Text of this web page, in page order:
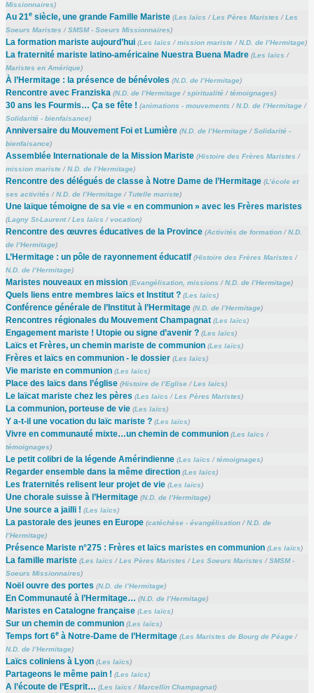
Missionnaires)
Au 21esiècle, une grande Famille Mariste (Les laïcs /Les Pères Maristes /Les
Soeurs Maristes /SMSM - Soeurs Missionnaires)
La formation mariste aujourd’hui (Les laïcs /mission mariste/N.D. de l’Hermitage)
La fraternité mariste latino-américaine Nuestra Buena Madre (Les laïcs /
Maristes en Amérique)
À l’Hermitage : la présence de bénévoles (N.D. de l’Hermitage)
Rencontre avec Franziska (N.D. de l’Hermitage/ spiritualité/témoignages)
30 ans les Fourmis… Ça se fête ! (animations - mouvements /N.D. de l’Hermitage/
Solidarité - bienfaisance)
Anniversaire du Mouvement Foi et Lumière (N.D. de l’Hermitage/Solidarité -
bienfaisance)
Assemblée Internationale de la Mission Mariste (Histoire des Frères Maristes /
mission mariste/N.D. de l’Hermitage)
Rencontre des délégués de classe à Notre Dame de l’Hermitage (L’école et
ses activités /N.D. de l’Hermitage/ Tutelle mariste)
Une laïque témoigne de sa vie « en communion » avec les Frères maristes
(Lagny St-Laurent/Les laïcs /vocation)
Rencontre des œuvres éducatives de la Province (Activités de formation/N.D.
de l’Hermitage)
L’Hermitage : un pôle de rayonnement éducatif (Histoire des Frères Maristes /
N.D. de l’Hermitage)
Maristes nouveaux en mission (Evangélisation, missions /N.D. de l’Hermitage)
Quels liens entre membres laïcs et Institut ? (Les laïcs)
Conférence générale de l’Institut à l’Hermitage (N.D. de l’Hermitage)
Rencontres régionales du Mouvement Champagnat (Les laïcs)
Engagement mariste ! Utopie ou signe d’avenir ? (Les laïcs)
Laïcs et Frères, un chemin mariste de communion (Les laïcs)
Frères et laïcs en communion - le dossier (Les laïcs)
Vie mariste en communion (Les laïcs)
Place des laïcs dans l’église (Histoire de l’Eglise/Les laïcs)
Le laïcat mariste chez les pères (Les laïcs /Les Pères Maristes)
La communion, porteuse de vie (Les laïcs)
Y a-t-il une vocation du laïc mariste ? (Les laïcs)
Vivre en communauté mixte…un chemin de communion (Les laïcs /
témoignages)
Le petit colibri de la légende Amérindienne (Les laïcs /témoignages)
Regarder ensemble dans la même direction (Les laïcs)
Les fraternités relisent leur projet de vie (Les laïcs)
Une chorale suisse à l’Hermitage (N.D. de l’Hermitage)
Une source a jailli ! (Les laïcs)
La pastorale des jeunes en Europe (catéchèse - évangélisation/N.D. de
l’Hermitage)
Présence Mariste n°275 : Frères et laïcs maristes en communion (Les laïcs)
La famille mariste (Les laïcs /Les Pères Maristes /Les Soeurs Maristes /SMSM -
Soeurs Missionnaires)
Noël ouvre des portes (N.D. de l’Hermitage)
En Communauté à l’Hermitage… (N.D. de l’Hermitage)
Maristes en Catalogne française (Les laïcs)
Sur un chemin de communion (Les laïcs)
Temps fort 6eà Notre-Dame de l’Hermitage (Les Maristes de Bourg de Péage/
N.D. de l’Hermitage)
Laïcs coliniens à Lyon (Les laïcs)
Partageons le même pain ! (Les laïcs)
A l’écoute de l’Esprit… (Les laïcs /Marcellin Champagnat)